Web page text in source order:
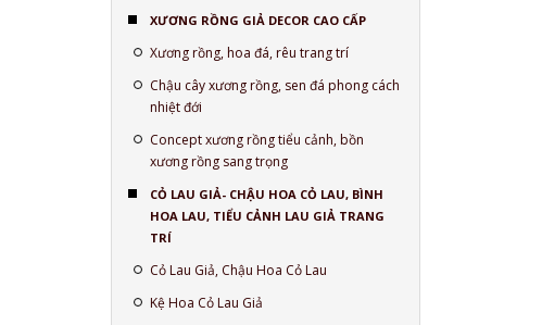
XƯƠNG RỒNG GIẢ DECOR CAO CẤP
Xương rồng, hoa đá, rêu trang trí
Chậu cây xương rồng, sen đá phong cách
nhiệt đới
Concept xương rồng tiểu cảnh, bồn
xương rồng sang trọng
CỎ LAU GIẢ- CHẬU HOA CỎ LAU, BÌNH
HOA LAU, TIỂU CẢNH LAU GIẢ TRANG
TRÍ
Cỏ Lau Giả, Chậu Hoa Cỏ Lau
Kệ Hoa Cỏ Lau Giả